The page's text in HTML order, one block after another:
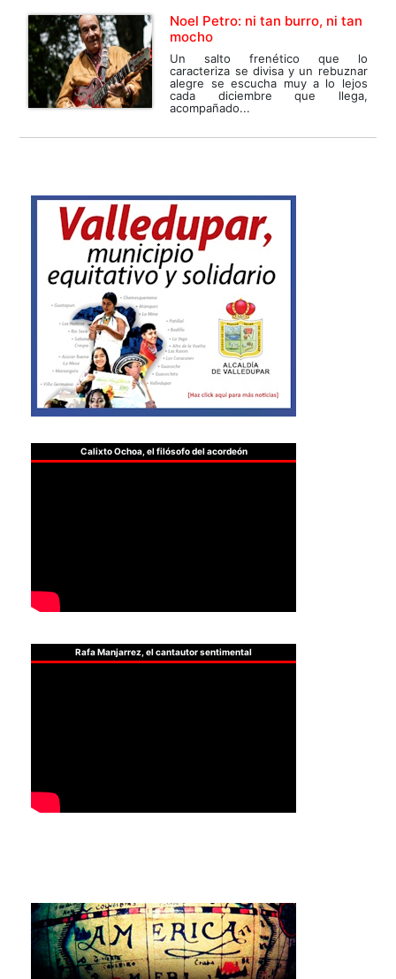
Noel Petro: ni tan burro, ni tan
mocho
Un salto frenético que lo
caracteriza se divisa y un rebuznar
alegre se escucha muy a lo lejos
cada diciembre que llega,
acompañado...
Calixto Ochoa, el filósofo del acordeón
Rafa Manjarrez, el cantautor sentimental